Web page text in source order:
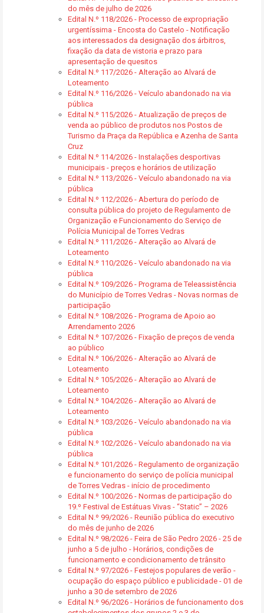
do mês de julho de 2026
Edital N.º 118/2026 - Processo de expropriação
urgentíssima - Encosta do Castelo - Notificação
aos interessados da designação dos árbitros,
fixação da data de vistoria e prazo para
apresentação de quesitos
Edital N.º 117/2026 - Alteração ao Alvará de
Loteamento
Edital N.º 116/2026 - Veículo abandonado na via
pública
Edital N.º 115/2026 - Atualização de preços de
venda ao público de produtos nos Postos de
Turismo da Praça da República e Azenha de Santa
Cruz
Edital N.º 114/2026 - Instalações desportivas
municipais - preços e horários de utilização
Edital N.º 113/2026 - Veículo abandonado na via
pública
Edital N.º 112/2026 - Abertura do período de
consulta pública do projeto de Regulamento de
Organização e Funcionamento do Serviço de
Polícia Municipal de Torres Vedras
Edital N.º 111/2026 - Alteração ao Alvará de
Loteamento
Edital N.º 110/2026 - Veículo abandonado na via
pública
Edital N.º 109/2026 - Programa de Teleassistência
do Município de Torres Vedras - Novas normas de
participação
Edital N.º 108/2026 - Programa de Apoio ao
Arrendamento 2026
Edital N.º 107/2026 - Fixação de preços de venda
ao público
Edital N.º 106/2026 - Alteração ao Alvará de
Loteamento
Edital N.º 105/2026 - Alteração ao Alvará de
Loteamento
Edital N.º 104/2026 - Alteração ao Alvará de
Loteamento
Edital N.º 103/2026 - Veículo abandonado na via
pública
Edital N.º 102/2026 - Veículo abandonado na via
pública
Edital N.º 101/2026 - Regulamento de organização
e funcionamento do serviço de polícia municipal
de Torres Vedras - início de procedimento
Edital N.º 100/2026 - Normas de participação do
19.º Festival de Estátuas Vivas - “Static” – 2026
Edital N.º 99/2026 - Reunião pública do executivo
do mês de junho de 2026
Edital N.º 98/2026 - Feira de São Pedro 2026 - 25 de
junho a 5 de julho - Horários, condições de
funcionamento e condicionamento de trânsito
Edital N.º 97/2026 - Festejos populares de verão -
ocupação do espaço público e publicidade - 01 de
junho a 30 de setembro de 2026
Edital N.º 96/2026 - Horários de funcionamento dos